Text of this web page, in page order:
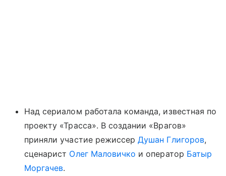
Над сериалом работала команда, известная по
проекту «Трасса». В создании «Врагов»
приняли участие режиссерДушан Глигоров,
сценарист Олег Маловичко и оператор Батыр
Моргачев.